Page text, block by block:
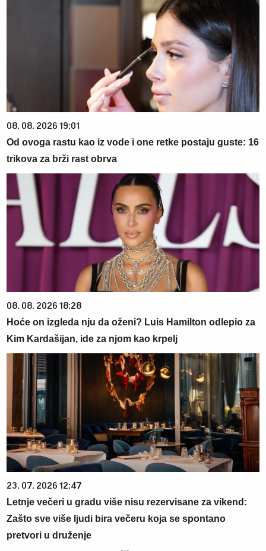
08. 08. 2026 19:01
Od ovoga rastu kao iz vode i one retke postaju guste: 16
trikova za brži rast obrva
08. 08. 2026 18:28
Hoće on izgleda nju da oženi? Luis Hamilton odlepio za
Kim Kardašijan, ide za njom kao krpelj
23. 07. 2026 12:47
Letnje večeri u gradu više nisu rezervisane za vikend:
Zašto sve više ljudi bira večeru koja se spontano
pretvori u druženje